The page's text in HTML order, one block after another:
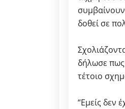
δοθεί σε
δήλωσε πως
τέτοιο
“Εμείς δεν